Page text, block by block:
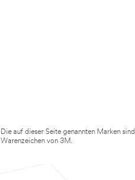
Die auf dieser Seite genannten Marken sind
Warenzeichen von 3M.